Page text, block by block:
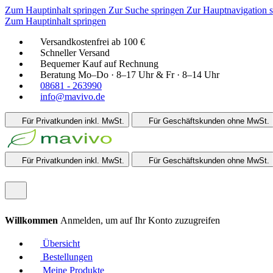
Zum Hauptinhalt springen Zur Suche springen Zur Hauptnavigation
Zum Hauptinhalt springen
Versandkostenfrei ab 100 €
Schneller Versand
Bequemer Kauf auf Rechnung
Beratung Mo–Do · 8–17 Uhr & Fr · 8–14 Uhr
08681 - 263990
info@mavivo.de
Für Privatkunden inkl. MwSt. Für Geschäftskunden ohne MwSt.
Für Privatkunden inkl. MwSt. Für Geschäftskunden ohne MwSt.
Willkommen Anmelden, um auf Ihr Konto zuzugreifen
Übersicht
Bestellungen
Meine Produkte